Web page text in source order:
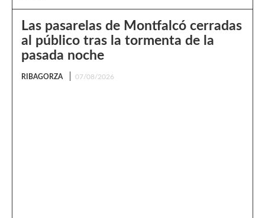
Las pasarelas de Montfalcó cerradas
al público tras la tormenta de la
pasada noche
RIBAGORZA 07/08/2026